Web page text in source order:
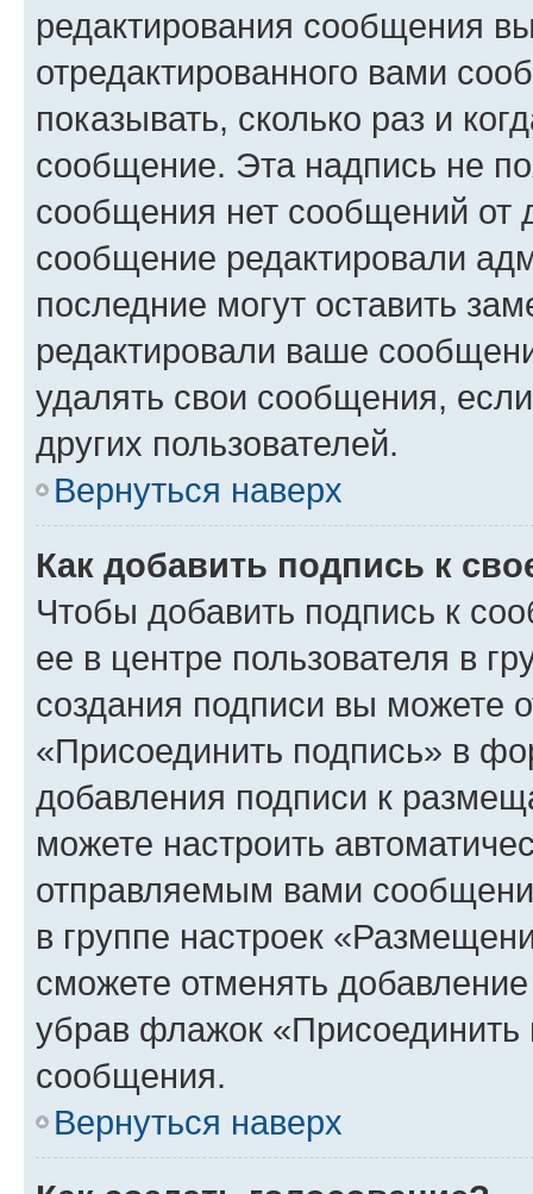
редактирования сообщения
отредактированного вами
показывать, сколько раз и
сообщение. Эта надпись не
сообщения нет сообщений от
сообщение редактировали
последние могут оставить
редактировали ваше
удалять свои сообщения,
других пользователей.
Вернуться наверх
Как добавить подпись к
Чтобы добавить подпись к
ее в центре пользователя в
создания подписи вы можете
«Присоединить подпись» в
добавления подписи к
можете настроить
отправляемым вами
в группе настроек
сможете отменять
убрав флажок
сообщения.
Вернуться наверх